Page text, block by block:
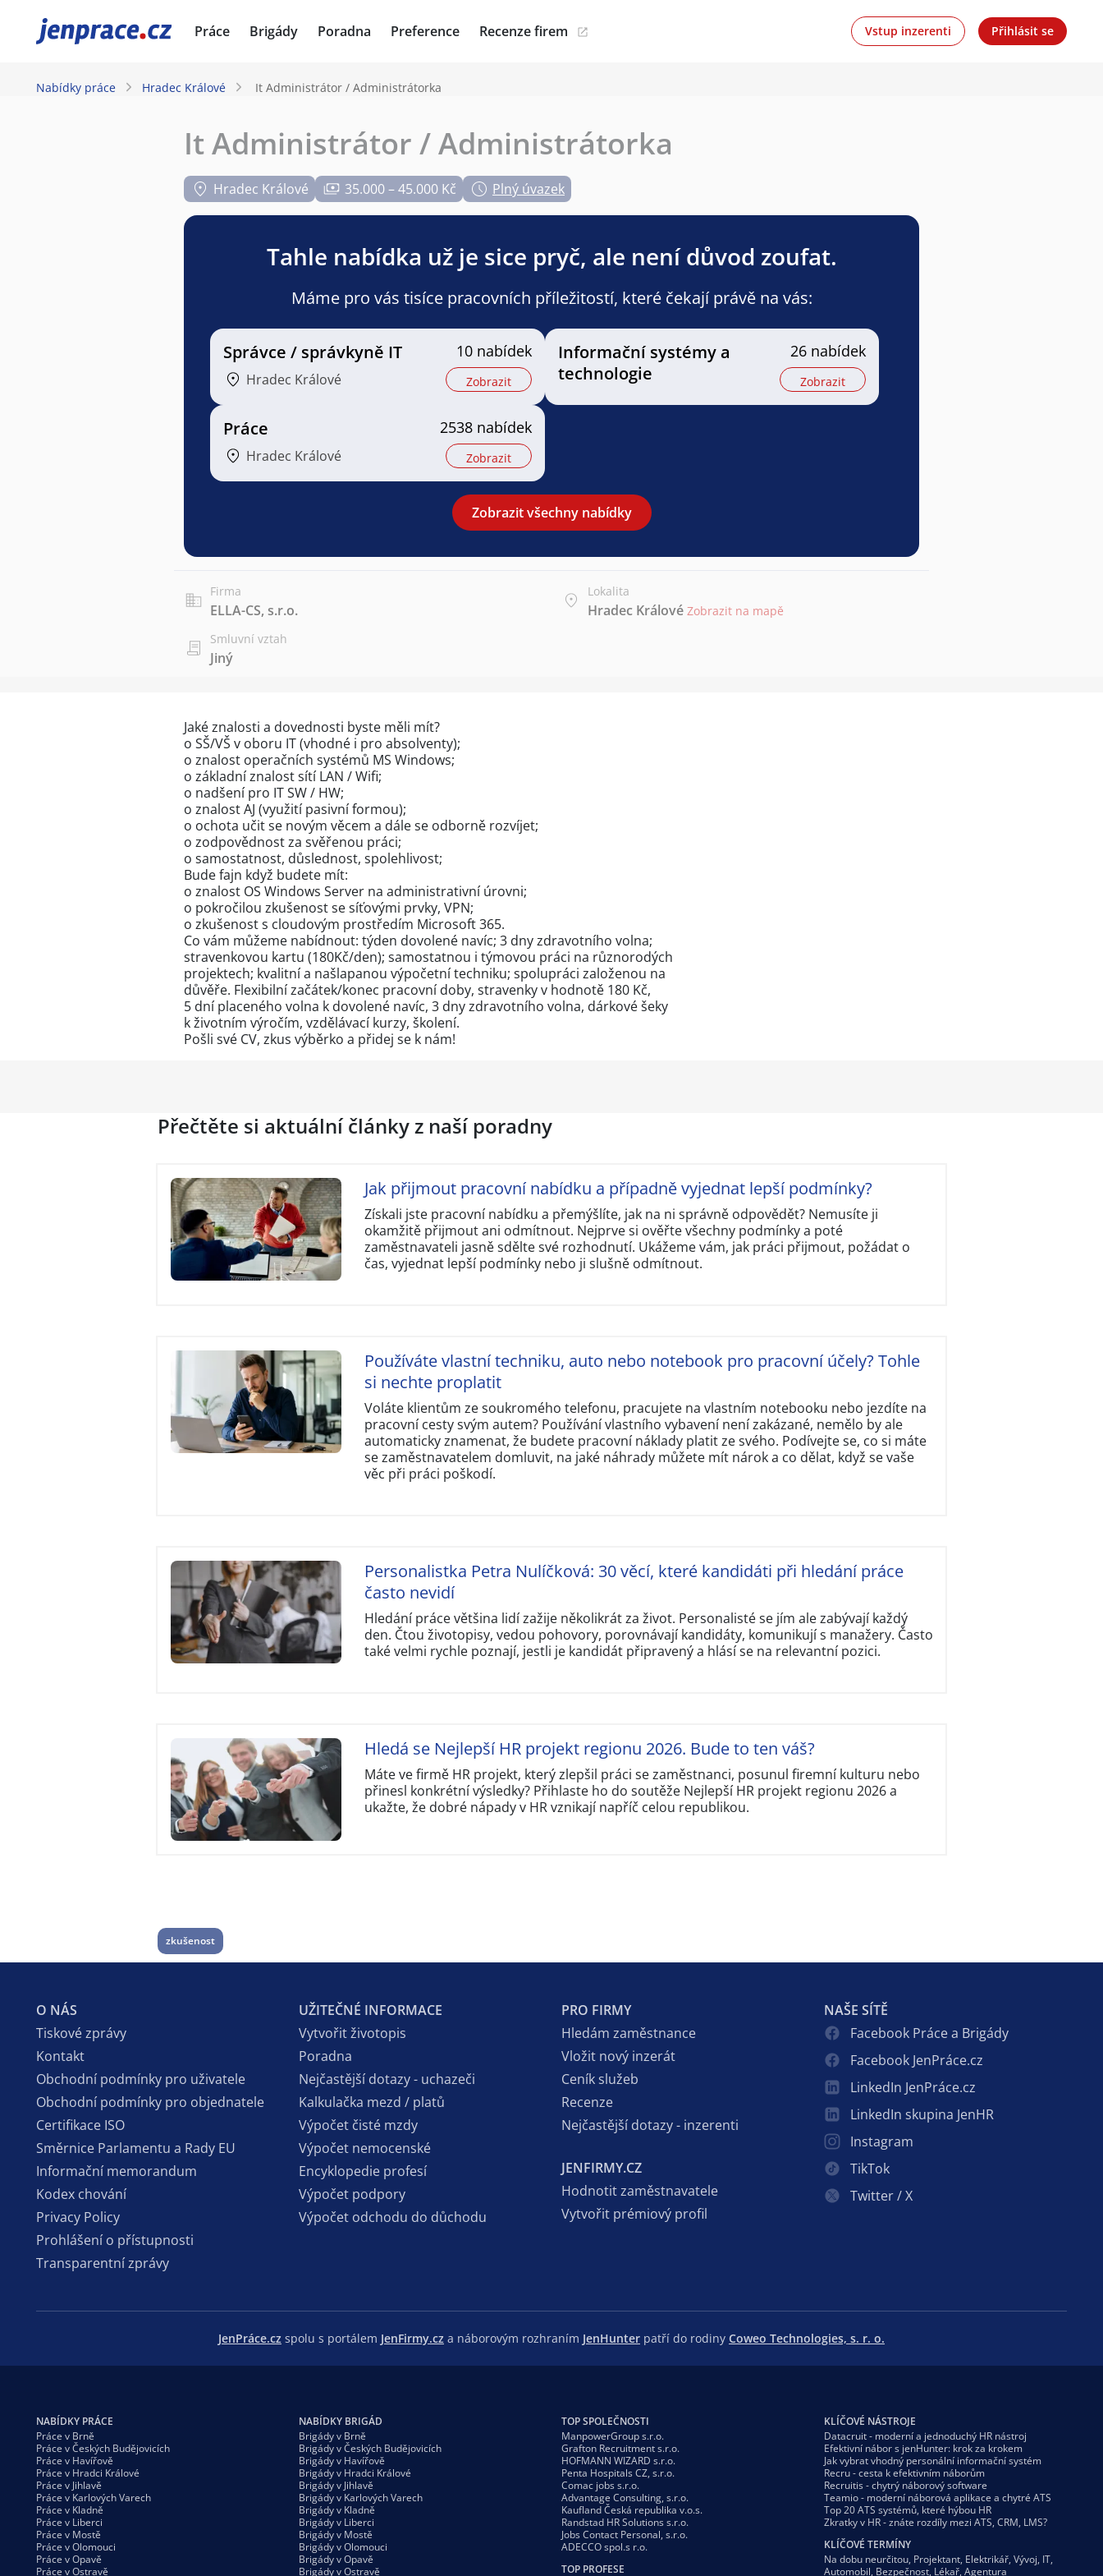
JenPráce.cz Práce Brigády Poradna Preference Recenze firem Vstup inzerenti Přihlásit se
Nabídky práce Hradec Králové It Administrátor / Administrátorka
It Administrátor / Administrátorka
Hradec Králové 35.000 – 45.000 Kč Plný úvazek
Tahle nabídka už je sice pryč, ale není důvod zoufat.
Máme pro vás tisíce pracovních příležitostí, které čekají právě na vás:
Správce / správkyně IT
Hradec Králové
10 nabídek
Zobrazit
Informační systémy a
technologie
26 nabídek
Zobrazit
Práce
Hradec Králové
2538 nabídek
Zobrazit
Zobrazit všechny nabídky
Firma
ELLA-CS, s.r.o.
Lokalita
Hradec Králové Zobrazit na mapě
Smluvní vztah
Jiný
Jaké znalosti a dovednosti byste měli mít?
o SŠ/VŠ v oboru IT (vhodné i pro absolventy);
o znalost operačních systémů MS Windows;
o základní znalost sítí LAN / Wifi;
o nadšení pro IT SW / HW;
o znalost AJ (využití pasivní formou);
o ochota učit se novým věcem a dále se odborně rozvíjet;
o zodpovědnost za svěřenou práci;
o samostatnost, důslednost, spolehlivost;
Bude fajn když budete mít:
o znalost OS Windows Server na administrativní úrovni;
o pokročilou zkušenost se síťovými prvky, VPN;
o zkušenost s cloudovým prostředím Microsoft 365.
Co vám můžeme nabídnout: týden dovolené navíc; 3 dny zdravotního volna;
stravenkovou kartu (180Kč/den); samostatnou i týmovou práci na různorodých
projektech; kvalitní a našlapanou výpočetní techniku; spolupráci založenou na
důvěře. Flexibilní začátek/konec pracovní doby, stravenky v hodnotě 180 Kč,
5 dní placeného volna k dovolené navíc, 3 dny zdravotního volna, dárkové šeky
k životním výročím, vzdělávací kurzy, školení.
Pošli své CV, zkus výběrko a přidej se k nám!
Přečtěte si aktuální články z naší poradny
Jak přijmout pracovní nabídku a případně vyjednat lepší podmínky?
Získali jste pracovní nabídku a přemýšlíte, jak na ni správně odpovědět? Nemusíte ji
okamžitě přijmout ani odmítnout. Nejprve si ověřte všechny podmínky a poté
zaměstnavateli jasně sdělte své rozhodnutí. Ukážeme vám, jak práci přijmout, požádat o
čas, vyjednat lepší podmínky nebo ji slušně odmítnout.
Používáte vlastní techniku, auto nebo notebook pro pracovní účely? Tohle
si nechte proplatit
Voláte klientům ze soukromého telefonu, pracujete na vlastním notebooku nebo jezdíte na
pracovní cesty svým autem? Používání vlastního vybavení není zakázané, nemělo by ale
automaticky znamenat, že budete pracovní náklady platit ze svého. Podívejte se, co si máte
se zaměstnavatelem domluvit, na jaké náhrady můžete mít nárok a co dělat, když se vaše
věc při práci poškodí.
Personalistka Petra Nulíčková: 30 věcí, které kandidáti při hledání práce
často nevidí
Hledání práce většina lidí zažije několikrát za život. Personalisté se jím ale zabývají každý
den. Čtou životopisy, vedou pohovory, porovnávají kandidáty, komunikují s manažery. Často
také velmi rychle poznají, jestli je kandidát připravený a hlásí se na relevantní pozici.
Hledá se Nejlepší HR projekt regionu 2026. Bude to ten váš?
Máte ve firmě HR projekt, který zlepšil práci se zaměstnanci, posunul firemní kulturu nebo
přinesl konkrétní výsledky? Přihlaste ho do soutěže Nejlepší HR projekt regionu 2026 a
ukažte, že dobré nápady v HR vznikají napříč celou republikou.
zkušenost
O NÁS
Tiskové zprávy
Kontakt
Obchodní podmínky pro uživatele
Obchodní podmínky pro objednatele
Certifikace ISO
Směrnice Parlamentu a Rady EU
Informační memorandum
Kodex chování
Privacy Policy
Prohlášení o přístupnosti
Transparentní zprávy
UŽITEČNÉ INFORMACE
Vytvořit životopis
Poradna
Nejčastější dotazy - uchazeči
Kalkulačka mezd / platů
Výpočet čisté mzdy
Výpočet nemocenské
Encyklopedie profesí
Výpočet podpory
Výpočet odchodu do důchodu
PRO FIRMY
Hledám zaměstnance
Vložit nový inzerát
Ceník služeb
Recenze
Nejčastější dotazy - inzerenti
JENFIRMY.CZ
Hodnotit zaměstnavatele
Vytvořit prémiový profil
NAŠE SÍTĚ
Facebook Práce a Brigády
Facebook JenPráce.cz
LinkedIn JenPráce.cz
LinkedIn skupina JenHR
Instagram
TikTok
Twitter / X
JenPráce.cz spolu s portálem JenFirmy.cz a náborovým rozhraním JenHunter patří do rodiny Coweo Technologies, s. r. o.
NABÍDKY PRÁCE
Práce v Brně
Práce v Českých Budějovicích
Práce v Havířově
Práce v Hradci Králové
Práce v Jihlavě
Práce v Karlových Varech
Práce v Kladně
Práce v Liberci
Práce v Mostě
Práce v Olomouci
Práce v Opavě
Práce v Ostravě
NABÍDKY BRIGÁD
Brigády v Brně
Brigády v Českých Budějovicích
Brigády v Havířově
Brigády v Hradci Králové
Brigády v Jihlavě
Brigády v Karlových Varech
Brigády v Kladně
Brigády v Liberci
Brigády v Mostě
Brigády v Olomouci
Brigády v Opavě
Brigády v Ostravě
TOP SPOLEČNOSTI
ManpowerGroup s.r.o.
Grafton Recruitment s.r.o.
HOFMANN WIZARD s.r.o.
Penta Hospitals CZ, s.r.o.
Comac jobs s.r.o.
Advantage Consulting, s.r.o.
Kaufland Česká republika v.o.s.
Randstad HR Solutions s.r.o.
Jobs Contact Personal, s.r.o.
ADECCO spol.s r.o.
TOP PROFESE
KLÍČOVÉ NÁSTROJE
Datacruit - moderní a jednoduchý HR nástroj
Efektivní nábor s jenHunter: krok za krokem
Jak vybrat vhodný personální informační systém
Recru - cesta k efektivním náborům
Recruitis - chytrý náborový software
Teamio - moderní náborová aplikace a chytré ATS
Top 20 ATS systémů, které hýbou HR
Zkratky v HR - znáte rozdíly mezi ATS, CRM, LMS?
KLÍČOVÉ TERMÍNY
Na dobu neurčitou, Projektant, Elektrikář, Vývoj, IT,
Automobil, Bezpečnost, Lékař, Agentura